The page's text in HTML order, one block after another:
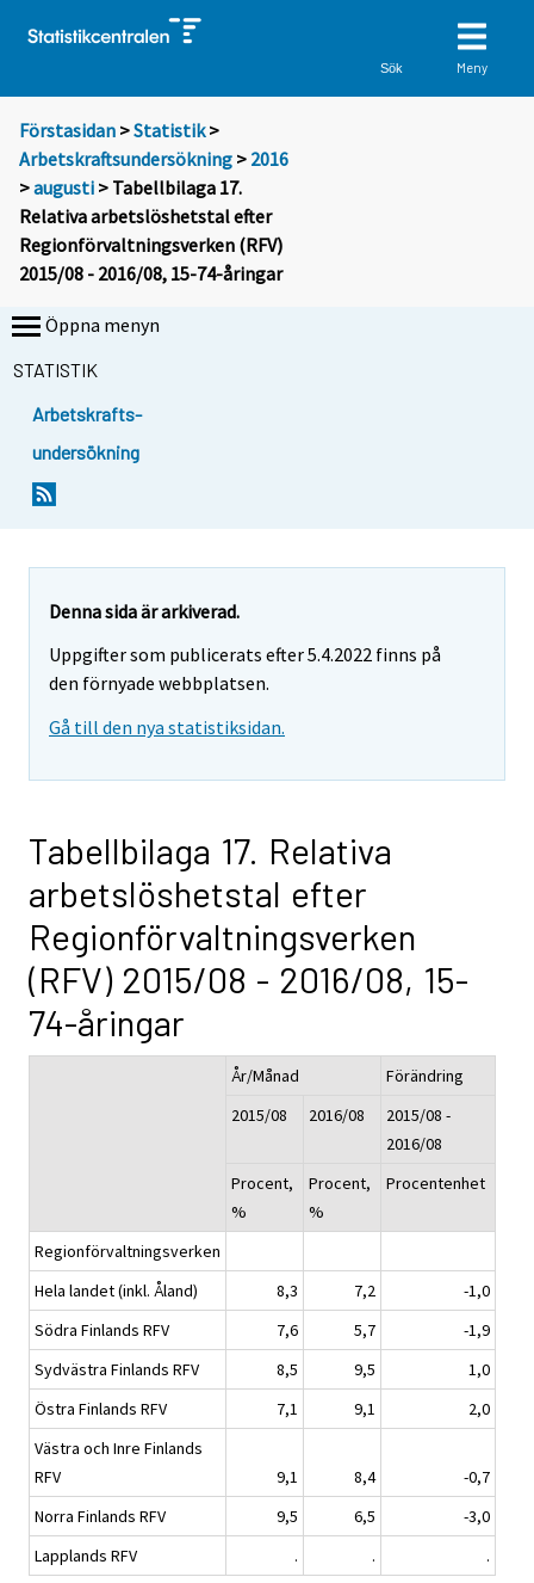
Sök Meny
Förstasidan >Statistik >
Arbetskraftsundersökning > 2016
>augusti > Tabellbilaga 17.
Relativa arbetslöshetstal efter
Regionförvaltningsverken (RFV)
2015/08 - 2016/08, 15-74-åringar
Öppna menyn
STATISTIK
Arbetskrafts-
undersökning
Denna sida är arkiverad.
Uppgifter som publicerats efter 5.4.2022 finns på
den förnyade webbplatsen.
Gå till den nya statistiksidan.
Tabellbilaga 17. Relativa
arbetslöshetstal efter
Regionförvaltningsverken
(RFV) 2015/08 - 2016/08, 15-
74-åringar
År/Månad
Förändring
2015/08
2016/08
2015/08 -
2016/08
Procent,
%
Procent,
%
Procentenhet
Regionförvaltningsverken
Hela landet (inkl. Åland)
8,3 7,2
-1,0
Södra Finlands RFV
7,6 5,7
-1,9
Sydvästra Finlands RFV
8,5 9,5
1,0
Östra Finlands RFV
7,1 9,1
2,0
Västra och Inre Finlands
RFV
9,1 8,4
-0,7
Norra Finlands RFV
9,5 6,5
-3,0
Lapplands RFV
. . .